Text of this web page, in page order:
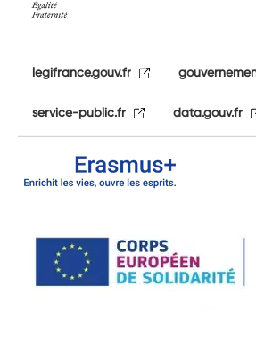
legifrance.gouv.fr
service-public.fr data.gouv.fr